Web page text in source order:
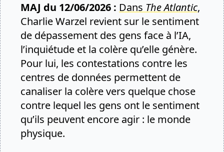
MAJ du 12/06/2026 : Dans The Atlantic,
Charlie Warzel revient sur le sentiment
de dépassement des gens face à l’IA,
l’inquiétude et la colère qu’elle génère.
Pour lui, les contestations contre les
centres de données permettent de
canaliser la colère vers quelque chose
contre lequel les gens ont le sentiment
qu’ils peuvent encore agir : le monde
physique.